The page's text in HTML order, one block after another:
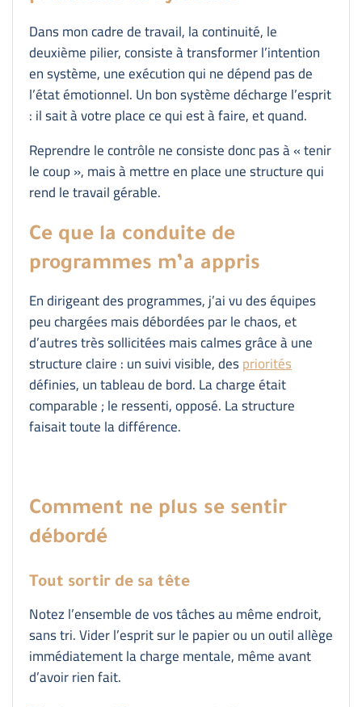
Dans mon cadre de travail, la continuité, le
deuxième pilier, consiste à transformer l’intention
en système, une exécution qui ne dépend pas de
l’état émotionnel. Un bon système décharge l’esprit
: il sait à votre place ce qui est à faire, et quand.
Reprendre le contrôle ne consiste donc pas à « tenir
le coup », mais à mettre en place une structure qui
rend le travail gérable.
Ce que la conduite de
programmes m’a appris
En dirigeant des programmes, j’ai vu des équipes
peu chargées mais débordées par le chaos, et
d’autres très sollicitées mais calmes grâce à une
structure claire : un suivi visible, despriorités
définies, un tableau de bord. La charge était
comparable ; le ressenti, opposé. La structure
faisait toute la différence.
Comment ne plus se sentir
débordé
Tout sortir de sa tête
Notez l’ensemble de vos tâches au même endroit,
sans tri. Vider l’esprit sur le papier ou un outil allège
immédiatement la charge mentale, même avant
d’avoir rien fait.